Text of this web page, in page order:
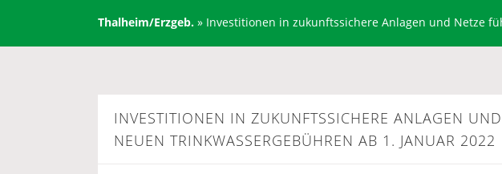
Thalheim/Erzgeb. » Investitionen in zukunftssichere Anlagen und Netze
INVESTITIONEN IN ZUKUNFTSSICHERE ANLAGEN
NEUEN TRINKWASSERGEBÜHREN AB 1. JANUAR 2022